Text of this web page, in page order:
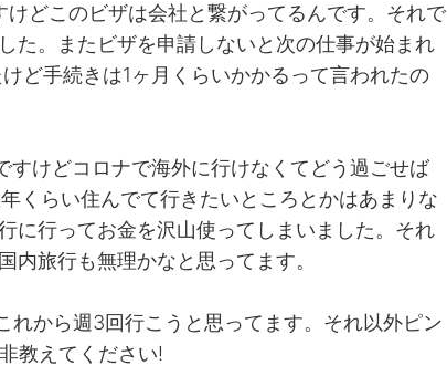
どこのビザは会社と繋がってるんです。それで
た。またビザを申請しないと次の仕事が始まれ
ど手続きは1ヶ月くらいかかるって言われたの
すけどコロナで海外に行けなくてどう過ごせば
くらい住んでて行きたいところとかはあまりな
に行ってお金を沢山使ってしまいました。それ
内旅行も無理かなと思ってます。
れから週3回行こうと思ってます。それ以外ピン
教えてください!